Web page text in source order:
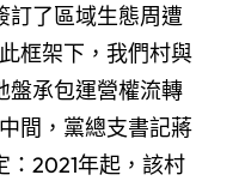
訂了區域生態周遭
框架下，我們村與
盤承包運營權流轉
間，黨總支書記蔣
：2021年起，該村